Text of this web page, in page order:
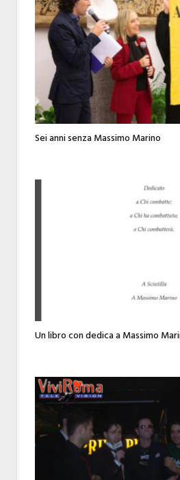
Sei anni senza Massimo Marino
Un libro con dedica a Massimo